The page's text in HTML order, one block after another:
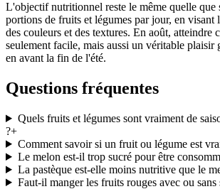
L'objectif nutritionnel reste le même quelle que
portions de fruits et légumes par jour, en visant
des couleurs et des textures. En août, atteindre
seulement facile, mais aussi un véritable
en avant la fin de l'été.
Questions fréquentes
Quels fruits et légumes sont vraiment de
?+
Comment savoir si un fruit ou légume est
Le melon est-il trop sucré pour être
La pastèque est-elle moins nutritive que le
Faut-il manger les fruits rouges avec ou sans